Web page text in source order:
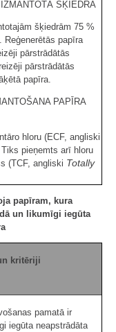
ŠĶIEDRA
šķiedrām 75 %
Reģenerētās papīra
pārstrādātās
pārstrādātās
papīra.
PAPĪRA
hloru (ECF, angliski
pieņemts arī hloru
(TCF, angliski Totally
papīram, kura
un likumīgi iegūta
kritēriji
pamatā ir
iegūta neapstrādāta